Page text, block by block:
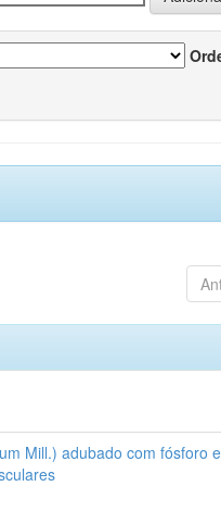
Mill.) adubado com fósforo e